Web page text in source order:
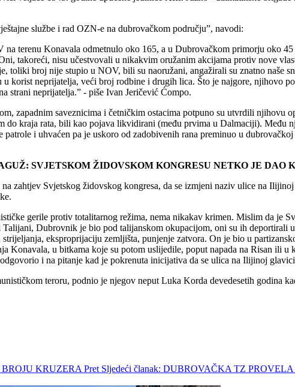
službe i rad OZN-e na dubrovačkom području”, navodi:
terenu Konavala odmetnulo oko 165, a u Dubrovačkom primorju oko
takoreći, nisu učestvovali u nikakvim oružanim akcijama protiv nove
broj nije stupio u NOV, bili su naoružani, angažirali su znatno naše
korist neprijatelja, veći broj rodbine i drugih lica. Što je najgore, njihovo
strani neprijatelja.” - piše Ivan Jeričević Ćompo.
zapadnim saveznicima i četničkim ostacima potpuno su utvrdili njihovu
do kraja rata, bili kao pojava likvidirani (među prvima u Dalmaciji). Među
i uhvaćen pa je uskoro od zadobivenih rana preminuo u
SVJETSKOM ŽIDOVSKOM KONGRESU NETKO JE DAO
zahtjev Svjetskog židovskog kongresa, da se izmjeni naziv ulice na
gerile protiv totalitarnog režima, nema nikakav krimen. Mislim da je
Dubrovnik je bio pod talijanskom okupacijom, oni su ih deportirali
eksproprijaciju zemljišta, punjenje zatvora. On je bio u
Konavala, u bitkama koje su potom uslijedile, poput napada na Risan ili
i na pitanje kad je pokrenuta inicijativa da se ulica na Ilijinoj
teroru, podnio je njegov neput Luka Korda devedesetih godina
KRUZERA Pret Sljedeći članak: DUBROVAČKA TZ